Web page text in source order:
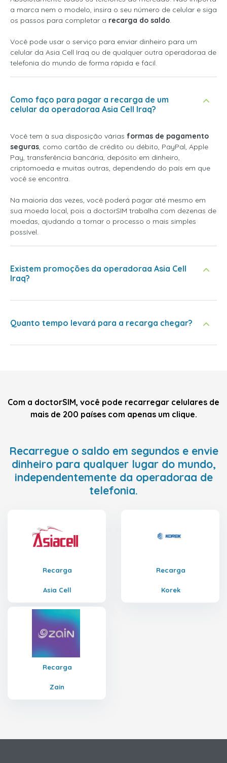
a marca nem o modelo, insira o seu número de celular e siga
os passos para completar a recarga do saldo.
Você pode usar o serviço para enviar dinheiro para um
celular da Asia Cell Iraq ou de qualquer outra operadoraa de
telefonia do mundo de forma rápida e fácil.
Como faço para pagar a recarga de um
celular da operadoraa Asia Cell Iraq?
Você tem à sua disposição várias formas de pagamento
seguras, como cartão de crédito ou débito, PayPal, Apple
Pay, transferência bancária, depósito em dinheiro,
criptomoeda e muitas outras, dependendo do país em que
você se encontra.
Na maioria das vezes, você poderá pagar até mesmo em
sua moeda local, pois a doctorSIM trabalha com dezenas de
moedas, ajudando a tornar o processo o mais simples
possível.
Existem promoções da operadoraa Asia Cell
Iraq?
Quanto tempo levará para a recarga chegar?
Com a doctorSIM, você pode recarregar celulares de
mais de 200 países com apenas um clique.
Recarregue o saldo em segundos e envie
dinheiro para qualquer lugar do mundo,
independentemente da operadoraa de
telefonia.
Recarga
Asia Cell
Recarga
Korek
Recarga
Zain